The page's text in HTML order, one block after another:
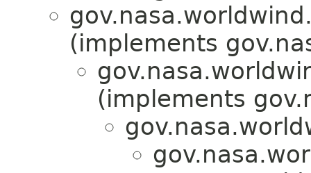
(implements
(implements